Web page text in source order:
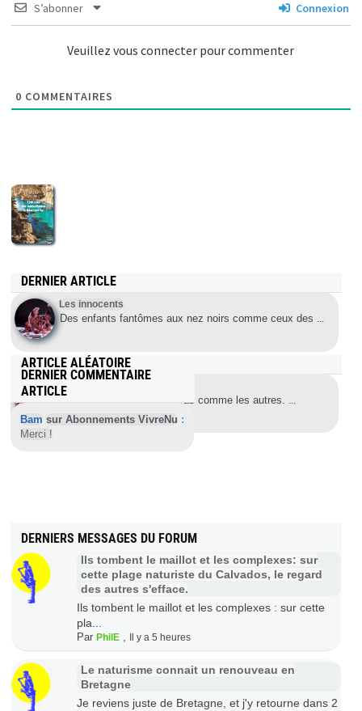
S’abonner Connexion
Veuillez vous connecter pour commenter
0 COMMENTAIRES
DERNIER ARTICLE
Les innocents
Des enfants fantômes aux nez noirs comme ceux des ...
ARTICLE ALÉATOIRE
Divulgations
Performance d’un artiste pas comme les autres.
DERNIER COMMENTAIRE
ARTICLE
Bam sur Abonnements VivreNu :
Merci !
DERNIERS MESSAGES DU FORUM
Ils tombent le maillot et les complexes: sur
cette plage naturiste du Calvados, le regard
des autres s'efface.
Ils tombent le maillot et les complexes : sur cette
pla...
ParPhilE , Il y a 5 heures
Le naturisme connait un renouveau en
Bretagne
Je reviens juste de Bretagne, et j'y retourne dans 2